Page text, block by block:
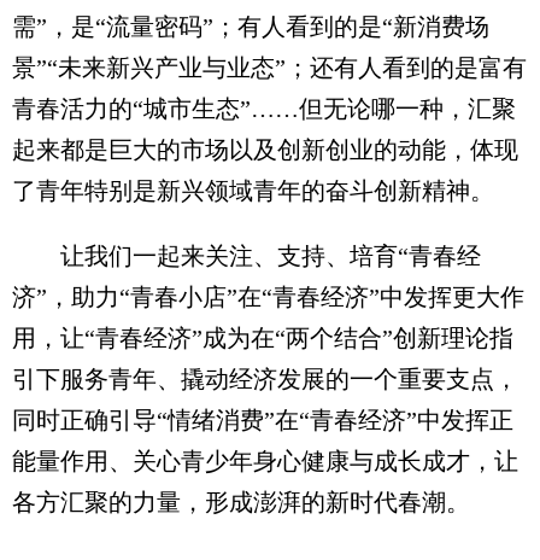
需”，是“流量密码”；有人看到的是“新消费场
景”“未来新兴产业与业态”；还有人看到的是富有
青春活力的“城市生态”……但无论哪一种，汇聚
起来都是巨大的市场以及创新创业的动能，体现
了青年特别是新兴领域青年的奋斗创新精神。
让我们一起来关注、支持、培育“青春经
济”，助力“青春小店”在“青春经济”中发挥更大作
用，让“青春经济”成为在“两个结合”创新理论指
引下服务青年、撬动经济发展的一个重要支点，
同时正确引导“情绪消费”在“青春经济”中发挥正
能量作用、关心青少年身心健康与成长成才，让
各方汇聚的力量，形成澎湃的新时代春潮。